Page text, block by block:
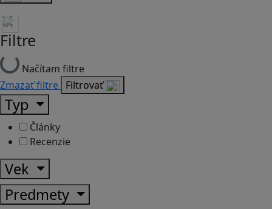
Filtre
Načítam filtre
Zmazať filtre Filtrovať
Typ
Články
Recenzie
Vek
Predmety